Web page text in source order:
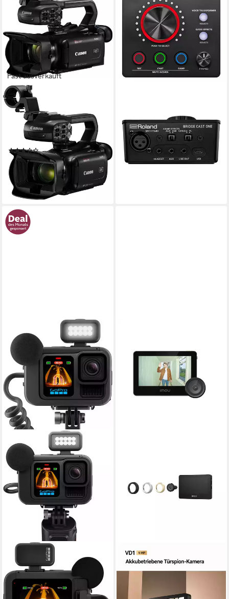
Fast ausverkauft
CANON
XA-60 Camcorder
4K Ultra HD
Auflösung Video
20-fach Optischer Zoom
Speicherformat
(2)
1.461,79 € UVP1.699,00 €
42,44 €
mtl. in 48 Raten
-14%
lieferbar - in 1-2 Werktagen bei dir
Bridge Cast One Digitales
Aufnahmegerät
199,00 €
18,17 €mtl. in 12 Raten
leider ausverkauft
HERO13 Black Creator
Edition Camcorder
4K Ultra HD Auflösung Video
IMOU
Digitaler Türspion VD1
Smarte Türklingel Kamera
Always on Video